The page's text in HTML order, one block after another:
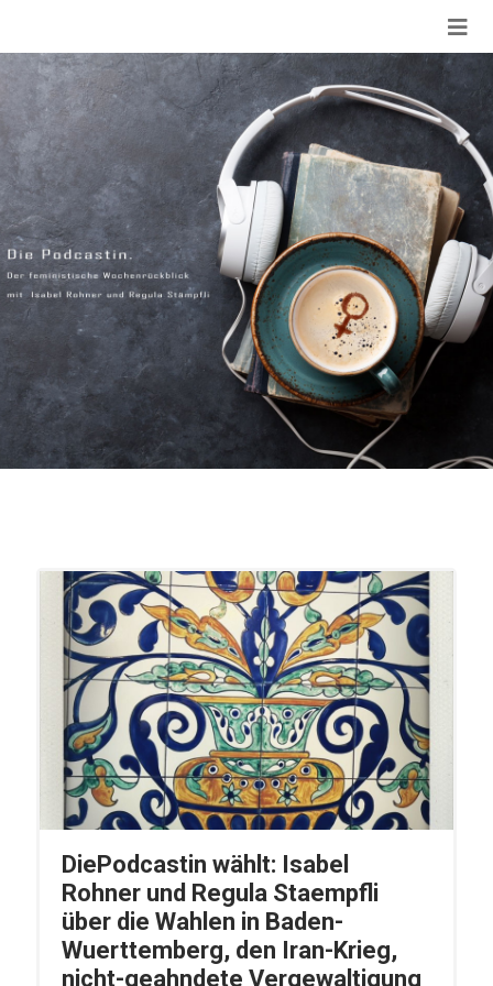
DiePodcastin wählt: Isabel
Rohner und Regula Staempfli
über die Wahlen in Baden-
Wuerttemberg, den Iran-Krieg,
nicht-geahndete Vergewaltigung